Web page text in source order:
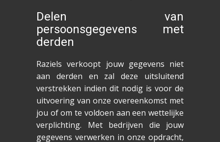
Delen van
persoonsgegevens met
derden
Raziels verkoopt jouw gegevens niet
aan derden en zal deze uitsluitend
verstrekken indien dit nodig is voor de
uitvoering van onze overeenkomst met
jou of om te voldoen aan een wettelijke
verplichting. Met bedrijven die jouw
gegevens verwerken in onze opdracht,